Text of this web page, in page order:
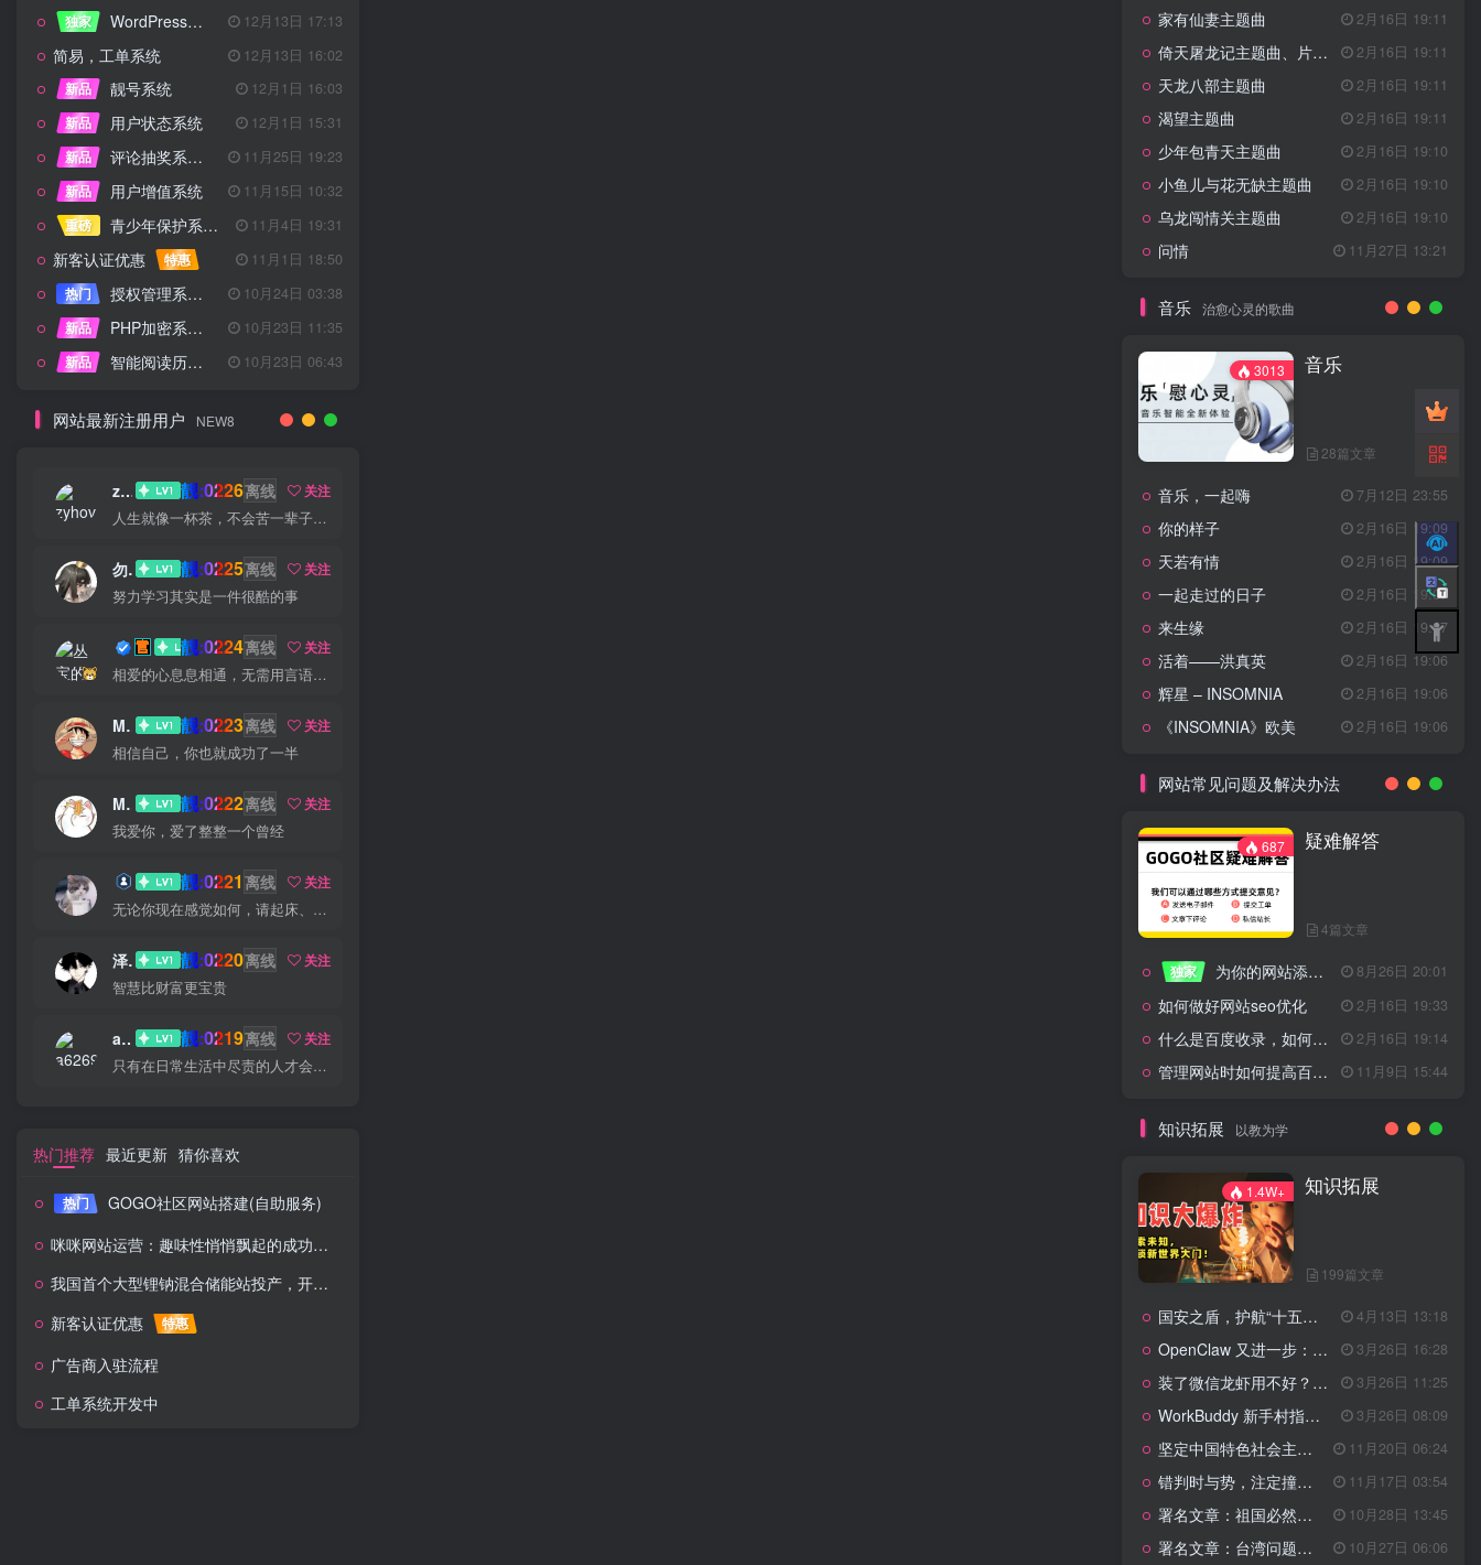
独家
WordPress设备管理器插件 – 专业版 12月13日 17:13
简易，工单系统
12月13日 16:02
新品
靓号系统
12月1日 16:03
新品
用户状态系统
12月1日 15:31
新品
评论抽奖系统 – 完整功能详解
11月25日 19:23
新品
用户增值系统
11月15日 10:32
重磅
青少年保护系统 专为子比主题开发 11月4日 19:31
新客认证优惠 特惠
11月1日 18:50
热门
授权管理系统子比主题专版
10月24日 03:38
新品
PHP加密系统专业版
10月23日 11:35
新品
智能阅读历史系统 10月23日 06:43
网站最新注册用户 NEW8
zyhove 靓:0226离线
关注
人生就像一杯茶，不会苦一辈子，但总会苦一阵子
勿听 靓:0225离线
关注
努力学习其实是一件很酷的事
丛宝 靓:0224离线
关注
相爱的心息息相通，无需用言语倾诉
MS-康娃 靓:0223离线
关注
相信自己，你也就成功了一半
Miss 先生 靓:0222离线
关注
我爱你，爱了整整一个曾经
猫小白 靓:0221 离线
关注
无论你现在感觉如何，请起床、穿好衣服然后为你的梦想而奋斗
泽宇 靓:0220离线
关注
智慧比财富更宝贵
a626911 靓:0219离线
关注
只有在日常生活中尽责的人才会在重大时刻尽责
热门推荐 最近更新 猜你喜欢
热门
GOGO社区网站搭建(自助服务)
咪咪网站运营：趣味性悄悄飘起的成功风头
我国首个大型锂钠混合储能站投产，开启储能新时代
新客认证优惠
特惠
广告商入驻流程
工单系统开发中
家有仙妻主题曲 2月16日 19:11
倚天屠龙记主题曲、片头曲 2月16日 19:11
天龙八部主题曲 2月16日 19:11
渴望主题曲 2月16日 19:11
少年包青天主题曲 2月16日 19:10
小鱼儿与花无缺主题曲 2月16日 19:10
乌龙闯情关主题曲 2月16日 19:10
问情 11月27日 13:21
音乐 治愈心灵的歌曲
3013 音乐
28篇文章
音乐，一起嗨 7月12日 23:55
你的样子 2月16日 19:09
天若有情 2月16日 19:09
一起走过的日子 2月16日 19:07
来生缘 2月16日 19:07
活着——洪真英 2月16日 19:06
辉星 – INSOMNIA 2月16日 19:06
《INSOMNIA》欧美 2月16日 19:06
网站常见问题及解决办法
687 疑难解答
4篇文章
独家 为你的网站添加百度登录 8月26日 20:01
如何做好网站seo优化 2月16日 19:33
什么是百度收录，如何提高收录量？ 2月16日 19:14
管理网站时如何提高百度权重？ 11月9日 15:44
知识拓展 以教为学
1.4W+ 知识拓展
199篇文章
国安之盾，护航“十五五”新征程 4月13日 13:18
OpenClaw 又进一步：微信直连+安全检测+版本切换 3月26日 16:28
装了微信龙虾用不好？3步让你轻松指挥AI干活！ 3月26日 11:25
WorkBuddy 新手村指南：10 个核心技巧帮你解锁满级虾🦞！ 3月26日 08:09
坚定中国特色社会主义法治的政治定力 11月20日 06:24
错判时与势，注定撞南墙 11月17日 03:54
署名文章：祖国必然统一势不可挡 10月28日 13:45
署名文章：台湾问题的由来和性质 10月27日 06:06